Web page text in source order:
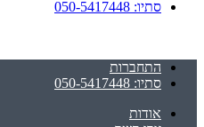
סתיו: 050-5417448
התחברות
סתיו: 050-5417448
אודות